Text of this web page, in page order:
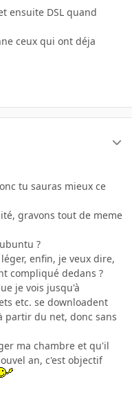
ensuite DSL quand
ceux qui ont déja
tu sauras mieux ce
gravons tout de meme
?
enfin, je veux dire,
compliqué dedans ?
je vois jusqu'à
etc. se downloadent
partir du net, donc sans
ma chambre et qu'il
an, c'est objectif